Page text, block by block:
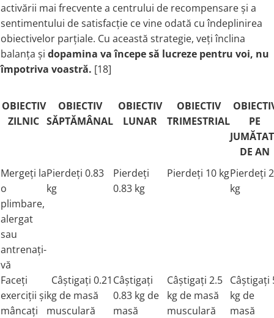
activării mai frecvente a centrului de recompensare și a
sentimentului de satisfacție ce vine odată cu îndeplinirea
obiectivelor parțiale. Cu această strategie, veți înclina
balanța și dopamina va începe să lucreze pentru voi, nu
împotriva voastră. [18]
OBIECTIV
ZILNIC
OBIECTIV
SĂPTĂMÂNAL
OBIECTIV
LUNAR
OBIECTIV
TRIMESTRIAL
PE
DE AN
Mergeți la
o
plimbare,
alergat
sau
antrenați-
vă
Pierdeți 0.83
kg
Pierdeți
0.83 kg
Pierdeți 10 kgPierdeți
kg
Faceți
exerciții și
mâncați
Câștigați 0.21
kg de masă
musculară
Câștigați
0.83 kg de
masă
Câștigați 2.5
kg de masă
musculară
Câștigați
kg de
masă